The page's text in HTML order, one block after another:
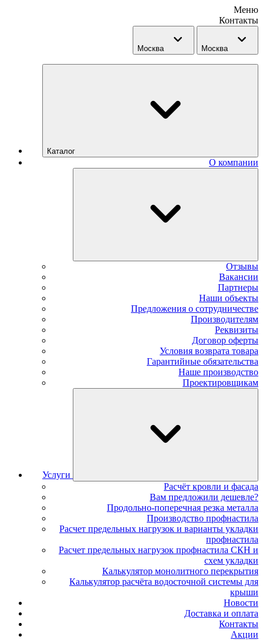
Меню
Контакты
Москва Москва
Каталог
О компании
Отзывы
Вакансии
Партнеры
Наши объекты
Предложения о сотрудничестве
Производителям
Реквизиты
Договор оферты
Условия возврата товара
Гарантийные обязательства
Наше производство
Проектировщикам
Услуги
Расчёт кровли и фасада
Вам предложили дешевле?
Продольно-поперечная резка металла
Производство профнастила
Расчет предельных нагрузок и варианты укладки
профнастила
Расчет предельных нагрузок профнастила СКН и
схем укладки
Калькулятор монолитного перекрытия
Калькулятор расчёта водосточной системы для
крыши
Новости
Доставка и оплата
Контакты
Акции